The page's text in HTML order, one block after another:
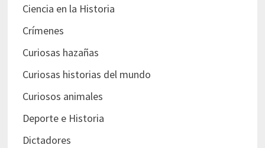
Ciencia en la Historia
Crímenes
Curiosas hazañas
Curiosas historias del mundo
Curiosos animales
Deporte e Historia
Dictadores